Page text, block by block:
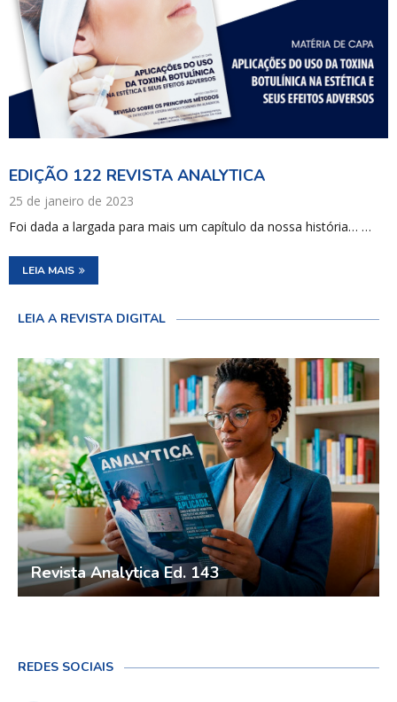
EDIÇÃO 122 REVISTA ANALYTICA
25 de janeiro de 2023
Foi dada a largada para mais um capítulo da nossa história… …
LEIA MAIS
LEIA A REVISTA DIGITAL
Revista Analytica Ed. 143
REDES SOCIAIS